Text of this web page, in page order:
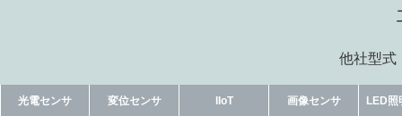
他社型式
光電センサ 変位センサ IIoT 画像センサ LED照